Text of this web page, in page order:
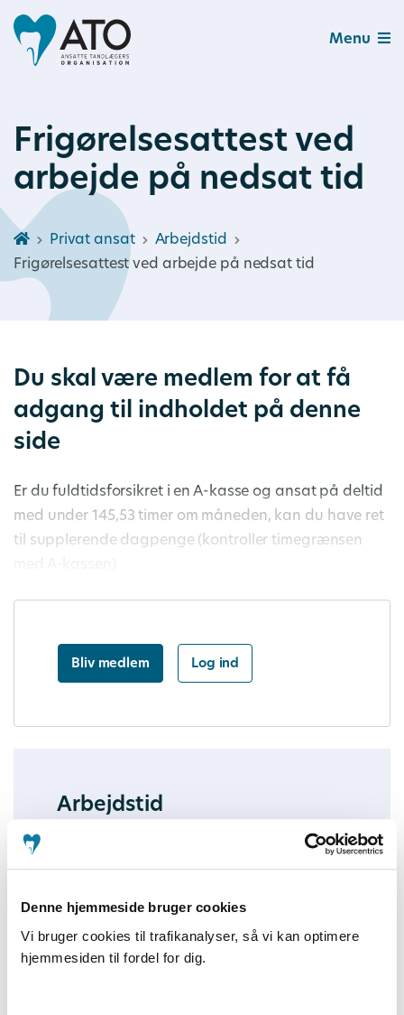
Denne hjemmeside bruger cookies
Vi bruger cookies til trafikanalyser, så vi kan optimere
hjemmesiden til fordel for dig.
Menu
Frigørelsesattest ved
arbejde på nedsat tid
Privat ansat
Arbejdstid
Frigørelsesattest ved arbejde på nedsat tid
Du skal være medlem for at få
adgang til indholdet på denne
side
Er du fuldtidsforsikret i en A-kasse og ansat på deltid
med under 145,53 timer om måneden, kan du have ret
til supplerende dagpenge (kontroller timegrænsen
Bliv medlem Log ind
Arbejdstid
tid
Overarbejde